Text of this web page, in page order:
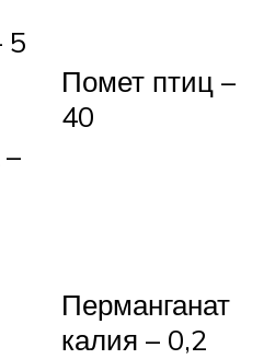
5
Помет птиц –
40
Перманганат
калия – 0,2